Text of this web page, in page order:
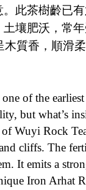
此茶樹齡已
壤肥沃，常
質香，順滑
of the
but what’s
Wuyi Rock
cliffs. The
It emits a
Iron Arhat